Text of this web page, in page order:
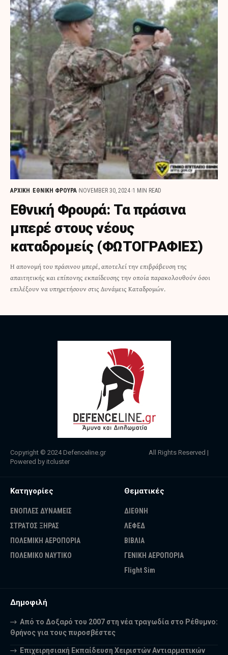
ΑΡΧΙΚΗ ΕΘΝΙΚΗ ΦΡΟΥΡΑ NOVEMBER 30, 2024 1 MIN READ
Εθνική Φρουρά: Τα πράσινα
μπερέ στους νέους
καταδρομείς (ΦΩΤΟΓΡΑΦΙΕΣ)
Η απονομή του πράσινου μπερέ, αποτελεί την επιβράβευση της
απαιτητικής και επίπονης εκπαίδευσης την οποία παρακολουθούν όσοι
επιλέξουν να υπηρετήσουν στις Δυνάμεις Καταδρομών.
Copyright © 2024 Defenceline.gr All Rights Reserved |
Powered by itcluster
Κατηγορίες
ΕΝΟΠΛΕΣ ΔΥΝΑΜΕΙΣ
ΣΤΡΑΤΟΣ ΞΗΡΑΣ
ΠΟΛΕΜΙΚΗ ΑΕΡΟΠΟΡΙΑ
ΠΟΛΕΜΙΚΟ ΝΑΥΤΙΚΟ
Θεματικές
ΔΙΕΘΝΗ
ΛΕΦΕΔ
ΒΙΒΛΙΑ
ΓΕΝΙΚΗ ΑΕΡΟΠΟΡΙΑ
Flight Sim
Δημοφιλή
Από το Δοξαρό του 2007 στη νέα τραγωδία στο Ρέθυμνο:
Θρήνος για τους πυροσβέστες
Επιχειρησιακή Εκπαίδευση Χειριστών Αντιαρματικών